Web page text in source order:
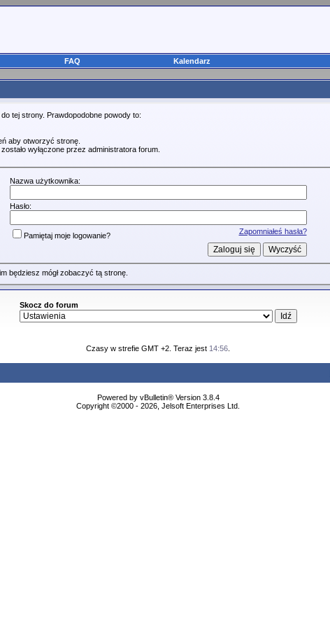
FAQ Kalendarz
tej strony. Prawdopodobne powody to:
aby otworzyć stronę.
wyłączone przez administratora forum.
Nazwa użytkownika:
Hasło:
Zapomniałeś hasła?
Pamiętaj moje logowanie?
będziesz mógł zobaczyć tą stronę.
Skocz do forum
Czasy w strefie GMT +2. Teraz jest 14:56
Powered by vBulletin® Version 3.8.4
Copyright ©2000 - 2026, Jelsoft Enterprises Ltd.